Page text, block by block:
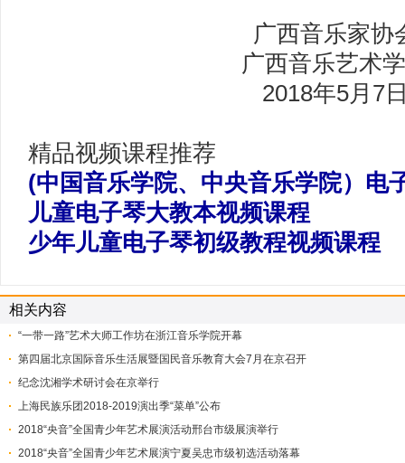
广西音乐家协
广西音乐艺术
2018年5月7
精品视频课程推荐
(中国音乐学院、中央音乐学院）电
儿童电子琴大教本视频课程
少年儿童电子琴初级教程视频课程
相关内容
“一带一路”艺术大师工作坊在浙江音乐学院开幕
第四届北京国际音乐生活展暨国民音乐教育大会7月在京召开
纪念沈湘学术研讨会在京举行
上海民族乐团2018-2019演出季“菜单”公布
2018“央音”全国青少年艺术展演活动邢台市级展演举行
2018“央音”全国青少年艺术展演宁夏吴忠市级初选活动落幕